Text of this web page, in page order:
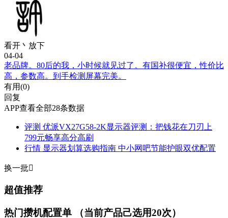
看开丶放下
04-04
老品牌。80后的我，小时候就见过了。有国补很便宜，性价比
高，参数高。到手检测屏幕完美。
有用(0)
回复
APP查看全部28条数据
评测 优派VX27G58-2K显示器评测：把钱花在刀刃上
799元畅享高分高刷
行情 显示器划算选购指南 中小网吧节能护眼双优配置
换一批
超值推荐
热门攒机配置单 （当前产品己选用20次）